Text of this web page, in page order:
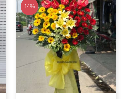
-14%